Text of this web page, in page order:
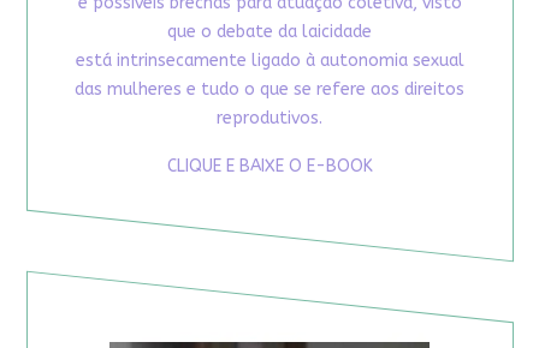
que o debate da laicidade
está intrinsecamente ligado à autonomia sexual
das mulheres e tudo o que se refere aos direitos
reprodutivos.
CLIQUE E BAIXE O E-BOOK